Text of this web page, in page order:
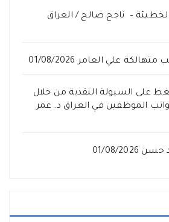
– ناجح صالح / العراق
متهالكة علي العامر 01/08/2026
على السيولة النقدية من خلال
الموظفين في العراق د. عمر
01/08/2026